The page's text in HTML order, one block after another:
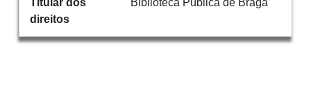
Titular dos
direitos
Biblioteca Pública de Braga